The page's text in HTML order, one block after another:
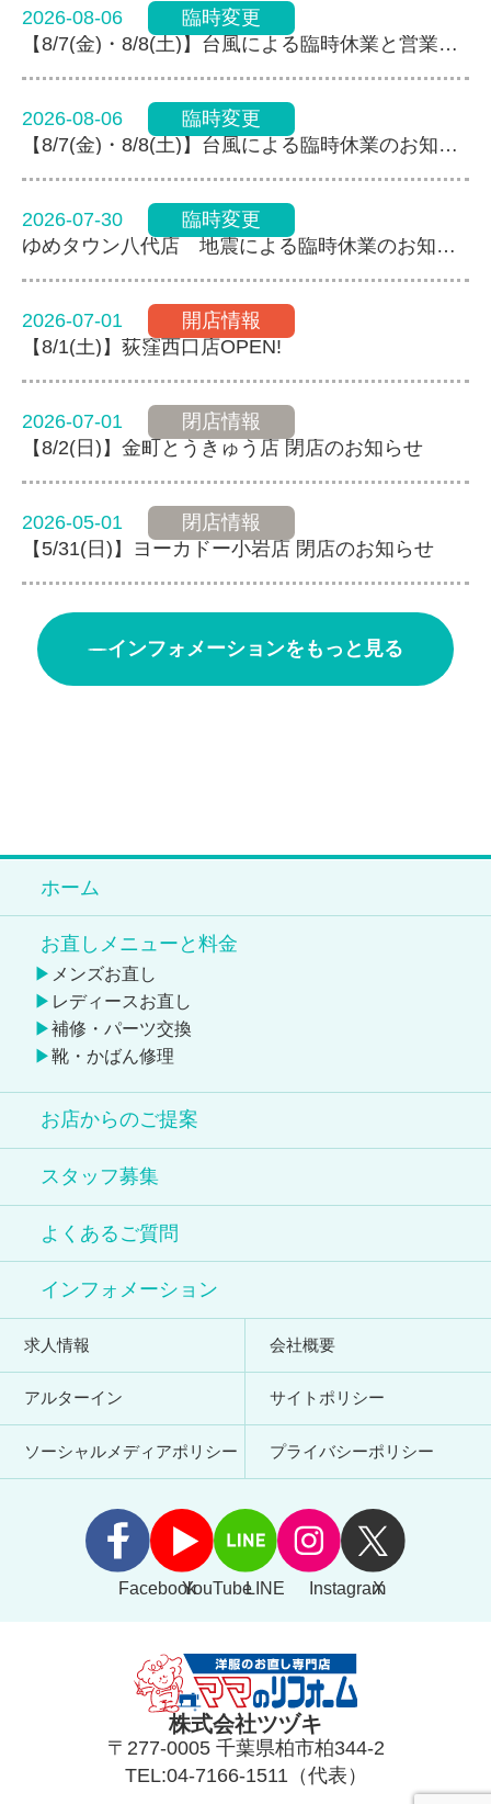
2026-08-06
臨時変更
【8/7(金)・8/8(土)】台風による臨時休業と営業時間変更のお知らせ
2026-08-06
臨時変更
【8/7(金)・8/8(土)】台風による臨時休業のお知らせ
2026-07-30
臨時変更
ゆめタウン八代店 地震による臨時休業のお知らせ
2026-07-01
開店情報
【8/1(土)】荻窪西口店OPEN!
2026-07-01
閉店情報
【8/2(日)】金町とうきゅう店 閉店のお知らせ
2026-05-01
閉店情報
【5/31(日)】ヨーカドー小岩店 閉店のお知らせ
インフォメーションをもっと見る
ホーム
お直しメニューと料金
メンズお直し
レディースお直し
補修・パーツ交換
靴・かばん修理
お店からのご提案
スタッフ募集
よくあるご質問
インフォメーション
求人情報 会社概要
アルターイン サイトポリシー
ソーシャルメディアポリシー プライバシーポリシー
FacebookYouTubeLINE Instagram
X
株式会社ツヅキ
〒277-0005 千葉県柏市柏344-2
TEL:04-7166-1511（代表）